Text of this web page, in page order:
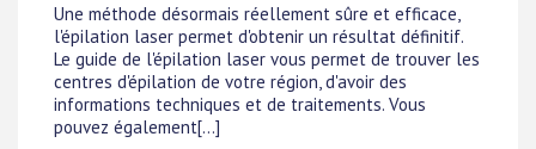
Une méthode désormais réellement sûre et efficace,
l'épilation laser permet d'obtenir un résultat définitif.
Le guide de l'épilation laser vous permet de trouver les
centres d'épilation de votre région, d'avoir des
informations techniques et de traitements. Vous
pouvez également[...]